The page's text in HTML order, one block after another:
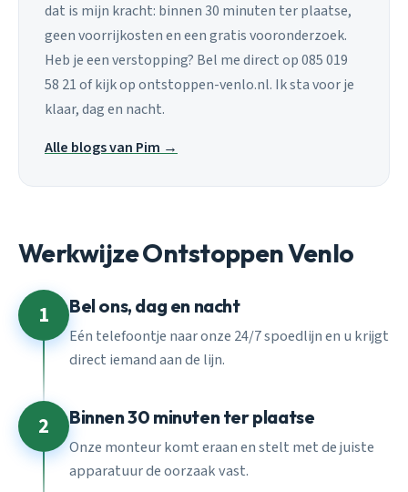
dat is mijn kracht: binnen 30 minuten ter plaatse,
geen voorrijkosten en een gratis vooronderzoek.
Heb je een verstopping? Bel me direct op 085 019
58 21 of kijk op ontstoppen-venlo.nl. Ik sta voor je
klaar, dag en nacht.
Alle blogs van Pim →
Werkwijze Ontstoppen Venlo
1 Bel ons, dag en nacht
Eén telefoontje naar onze 24/7 spoedlijn en u krijgt
direct iemand aan de lijn.
2 Binnen 30 minuten ter plaatse
Onze monteur komt eraan en stelt met de juiste
apparatuur de oorzaak vast.